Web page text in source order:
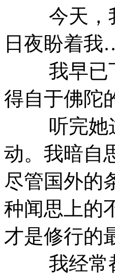
今天，我
日夜盼着
我早已下
得自于佛
听完她这
动。我暗自
尽管国外的
种闻思上的
才是修行的
我经常都